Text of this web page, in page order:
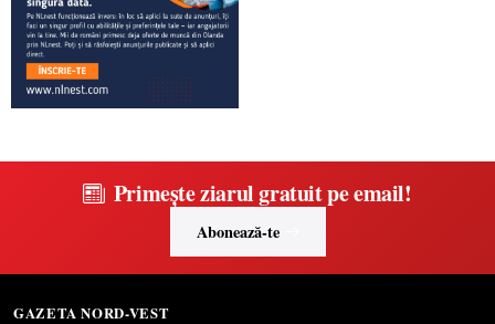
Primește ziarul gratuit pe email!
Abonează-te
GAZETA NORD-VEST